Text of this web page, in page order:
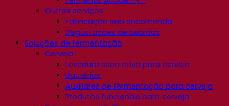
Outros serviços
Fabricação sob encomenda
Degustações de bebidas
Soluções de fermentação
Cerveja
Levedura seca ativa para cerveja
Bactérias
Auxiliares de fermentação para cerveja
Produtos funcionais para cerveja